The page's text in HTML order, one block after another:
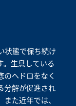
状態で保ち続け
。生息している
のヘドロをなく
分解が促進され
た近年では、